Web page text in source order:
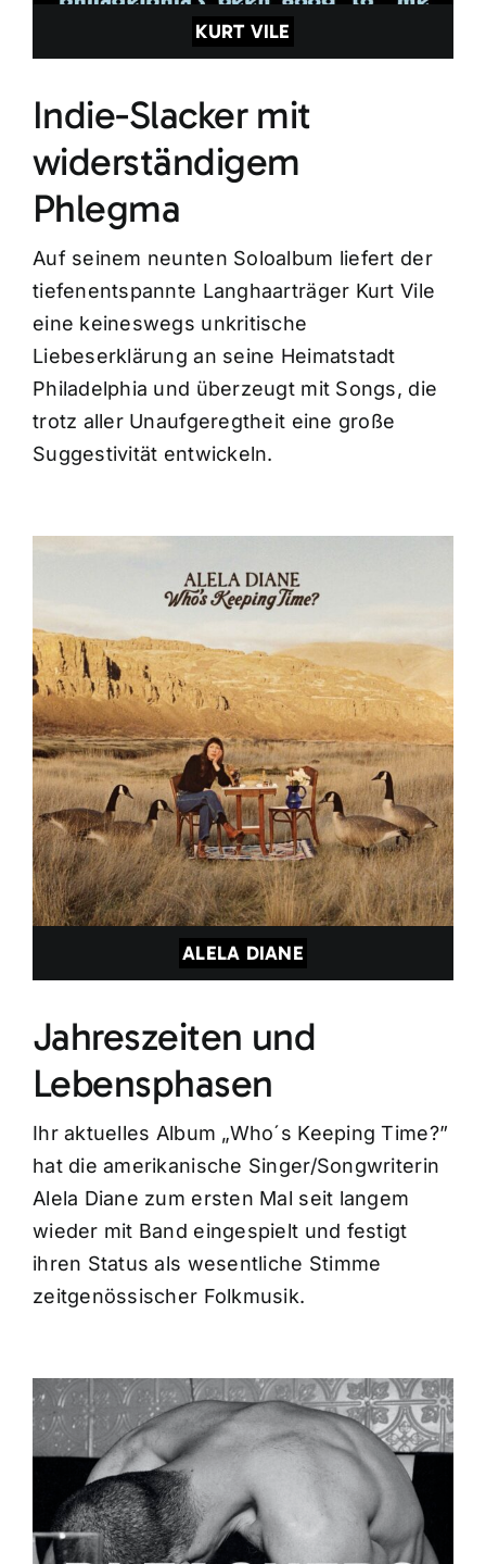
KURT VILE
Indie-Slacker mit
widerständigem
Phlegma
Auf seinem neunten Soloalbum liefert der
tiefenentspannte Langhaarträger Kurt Vile
eine keineswegs unkritische
Liebeserklärung an seine Heimatstadt
Philadelphia und überzeugt mit Songs, die
trotz aller Unaufgeregtheit eine große
Suggestivität entwickeln.
ALELA DIANE
Jahreszeiten und
Lebensphasen
Ihr aktuelles Album „Who´s Keeping Time?”
hat die amerikanische Singer/Songwriterin
Alela Diane zum ersten Mal seit langem
wieder mit Band eingespielt und festigt
ihren Status als wesentliche Stimme
zeitgenössischer Folkmusik.